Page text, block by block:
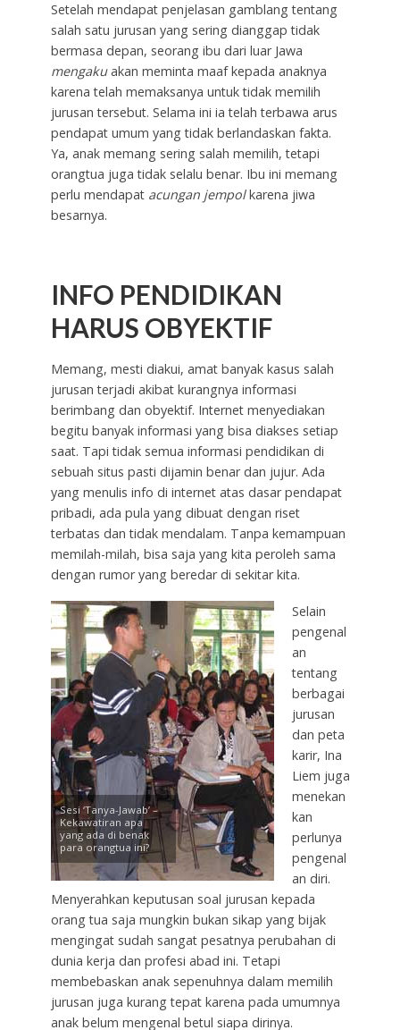
Setelah mendapat penjelasan gamblang tentang
salah satu jurusan yang sering dianggap tidak
bermasa depan, seorang ibu dari luar Jawa
mengakuakan meminta maaf kepada anaknya
karena telah memaksanya untuk tidak memilih
jurusan tersebut. Selama ini ia telah terbawa arus
pendapat umum yang tidak berlandaskan fakta.
Ya, anak memang sering salah memilih, tetapi
orangtua juga tidak selalu benar. Ibu ini memang
perlu mendapat acungan jempolkarena jiwa
besarnya.
INFO PENDIDIKAN
HARUS OBYEKTIF
Memang, mesti diakui, amat banyak kasus salah
jurusan terjadi akibat kurangnya informasi
berimbang dan obyektif. Internet menyediakan
begitu banyak informasi yang bisa diakses setiap
saat. Tapi tidak semua informasi pendidikan di
sebuah situs pasti dijamin benar dan jujur. Ada
yang menulis info di internet atas dasar pendapat
pribadi, ada pula yang dibuat dengan riset
terbatas dan tidak mendalam. Tanpa kemampuan
memilah-milah, bisa saja yang kita peroleh sama
dengan rumor yang beredar di sekitar kita.
Sesi ‘Tanya-Jawab’ –
Kekawatiran apa
yang ada di benak
para orangtua ini?
Selain
pengenal
an
tentang
berbagai
jurusan
dan peta
karir, Ina
Liem juga
menekan
kan
perlunya
pengenal
an diri.
Menyerahkan keputusan soal jurusan kepada
orang tua saja mungkin bukan sikap yang bijak
mengingat sudah sangat pesatnya perubahan di
dunia kerja dan profesi abad ini. Tetapi
membebaskan anak sepenuhnya dalam memilih
jurusan juga kurang tepat karena pada umumnya
anak belum mengenal betul siapa dirinya.